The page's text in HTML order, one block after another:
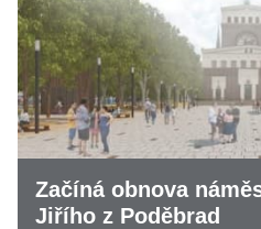
Začíná obnova
Jiřího z Poděbrad